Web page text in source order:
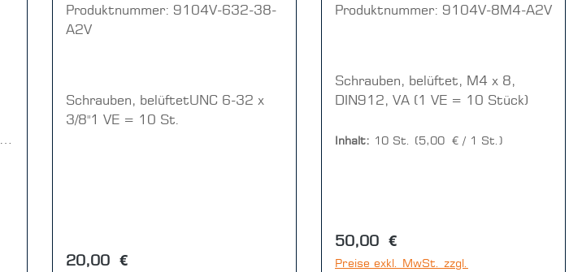
Produktnummer: 9104V-632-38-
A2V
Schrauben, belüftetUNC 6-32 x
3/8"1 VE = 10 St.
Regulärer Preis:
20,00 €
Produktnummer: 9104V-8M4-A2V
Schrauben, belüftet, M4 x 8,
Inhalt: 10 St. (5,00 € / 1 St.)
Regulärer Preis:
50,00 €
Preise exkl. MwSt. zzgl.